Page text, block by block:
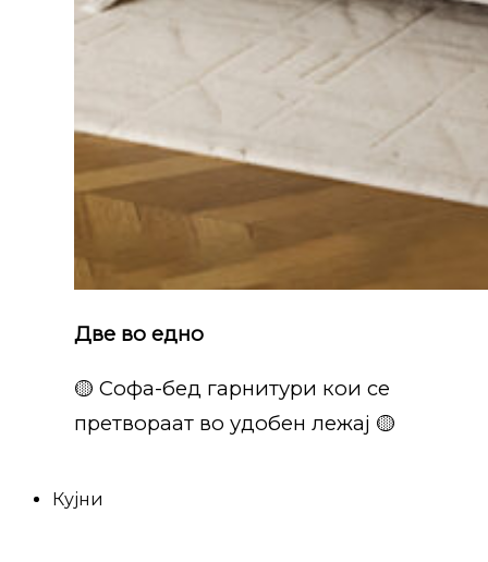
Две во едно
🟡 Софа-бед гарнитури кои се
претвораат во удобен лежај 🟡
Кујни